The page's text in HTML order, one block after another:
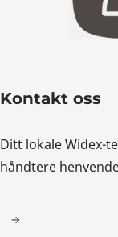
Kontakt oss
Ditt lokale Widex-
håndtere